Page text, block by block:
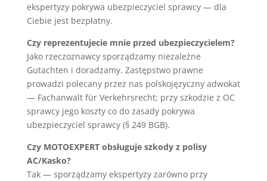
ekspertyzy pokrywa ubezpieczyciel sprawcy — dla
Ciebie jest bezpłatny.
Czy reprezentujecie mnie przed ubezpieczycielem?
Jako rzeczoznawcy sporządzamy niezależne
Gutachten i doradzamy. Zastępstwo prawne
prowadzi polecany przez nas polskojęzyczny adwokat
— Fachanwalt für Verkehrsrecht; przy szkodzie z OC
sprawcy jego koszty co do zasady pokrywa
ubezpieczyciel sprawcy (§ 249 BGB).
Czy MOTOEXPERT obsługuje szkody z polisy
AC/Kasko?
Tak — sporządzamy ekspertyzy zarówno przy